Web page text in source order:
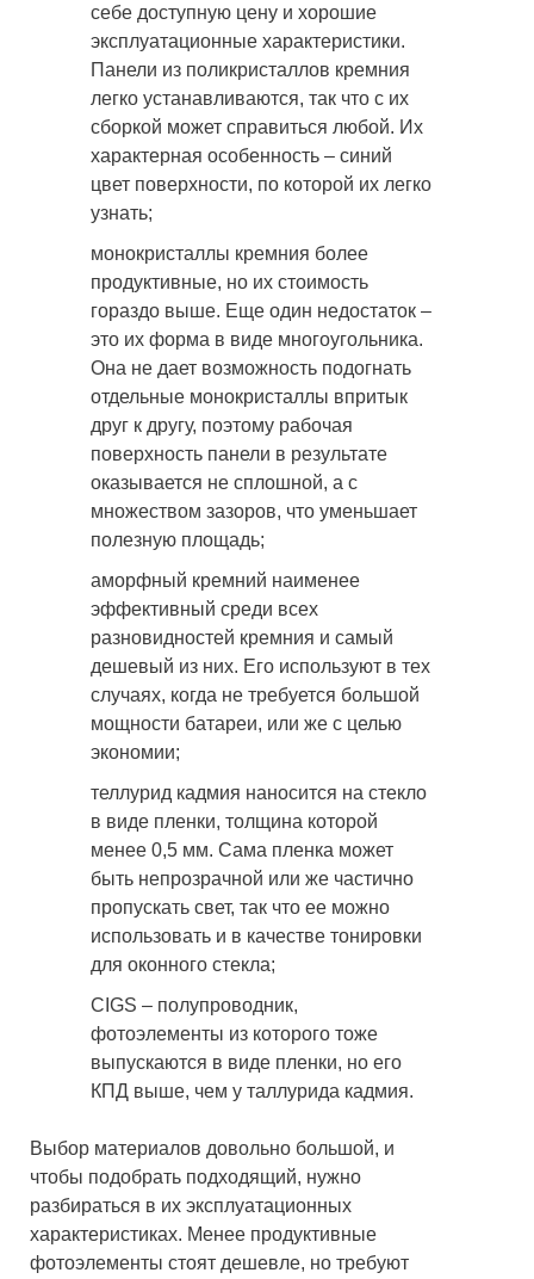
себе доступную цену и хорошие
эксплуатационные характеристики.
Панели из поликристаллов кремния
легко устанавливаются, так что с их
сборкой может справиться любой. Их
характерная особенность – синий
цвет поверхности, по которой их легко
узнать;
монокристаллы кремния более
продуктивные, но их стоимость
гораздо выше. Еще один недостаток –
это их форма в виде многоугольника.
Она не дает возможность подогнать
отдельные монокристаллы впритык
друг к другу, поэтому рабочая
поверхность панели в результате
оказывается не сплошной, а с
множеством зазоров, что уменьшает
полезную площадь;
аморфный кремний наименее
эффективный среди всех
разновидностей кремния и самый
дешевый из них. Его используют в тех
случаях, когда не требуется большой
мощности батареи, или же с целью
экономии;
теллурид кадмия наносится на стекло
в виде пленки, толщина которой
менее 0,5 мм. Сама пленка может
быть непрозрачной или же частично
пропускать свет, так что ее можно
использовать и в качестве тонировки
для оконного стекла;
CIGS – полупроводник,
фотоэлементы из которого тоже
выпускаются в виде пленки, но его
КПД выше, чем у таллурида кадмия.
Выбор материалов довольно большой, и
чтобы подобрать подходящий, нужно
разбираться в их эксплуатационных
характеристиках. Менее продуктивные
фотоэлементы стоят дешевле, но требуют